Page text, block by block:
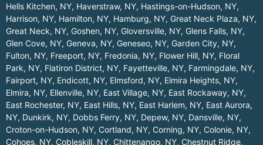
Hells Kitchen, NY, Haverstraw, NY, Hastings-on-Hudson, NY,
Harrison, NY, Hamilton, NY, Hamburg, NY, Great Neck Plaza, NY,
Great Neck, NY, Goshen, NY, Gloversville, NY, Glens Falls, NY,
Glen Cove, NY, Geneva, NY, Geneseo, NY, Garden City, NY,
Fulton, NY, Freeport, NY, Fredonia, NY, Flower Hill, NY, Floral
Park, NY, Flatiron District, NY, Fayetteville, NY, Farmingdale, NY,
Fairport, NY, Endicott, NY, Elmsford, NY, Elmira Heights, NY,
Elmira, NY, Ellenville, NY, East Village, NY, East Rockaway, NY,
East Rochester, NY, East Hills, NY, East Harlem, NY, East Aurora,
NY, Dunkirk, NY, Dobbs Ferry, NY, Depew, NY, Dansville, NY,
Croton-on-Hudson, NY, Cortland, NY, Corning, NY, Colonie, NY,
Cohoes, NY, Cobleskill, NY, Chittenango, NY, Chestnut Ridge,